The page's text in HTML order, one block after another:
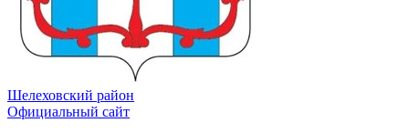
Шелеховский район
Официальный сайт